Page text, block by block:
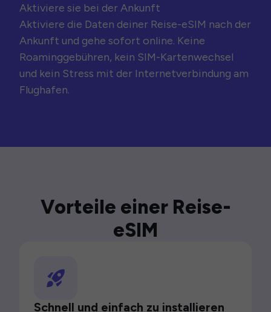
Aktiviere sie bei der Ankunft
Aktiviere die Daten deiner Reise-eSIM nach der
Ankunft und gehe sofort online. Keine
Roaminggebühren, kein SIM-Kartenwechsel
und kein Stress mit der Internetverbindung am
Flughafen.
Vorteile einer Reise-
eSIM
Schnell und einfach zu installieren